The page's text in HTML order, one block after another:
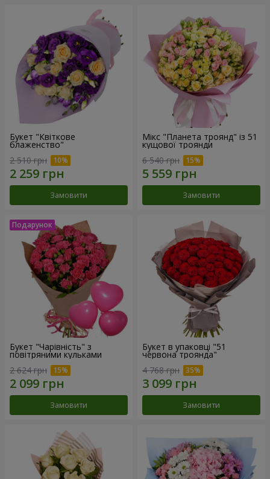
Букет "Квіткове
блаженство"
2 510 грн
Замовити
Мікс "Планета троянд" із 51
кущової троянди
6 540 грн
Замовити
Букет "Чарівність" з
повітряними кульками
2 624 грн
Замовити
Букет в упаковці "51
червона троянда"
4 768 грн
Замовити